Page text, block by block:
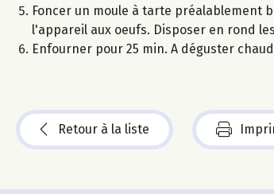
Foncer un moule à tarte préalablement
l'appareil aux oeufs. Disposer en rond
Enfourner pour 25 min. A déguster
Retour à la liste